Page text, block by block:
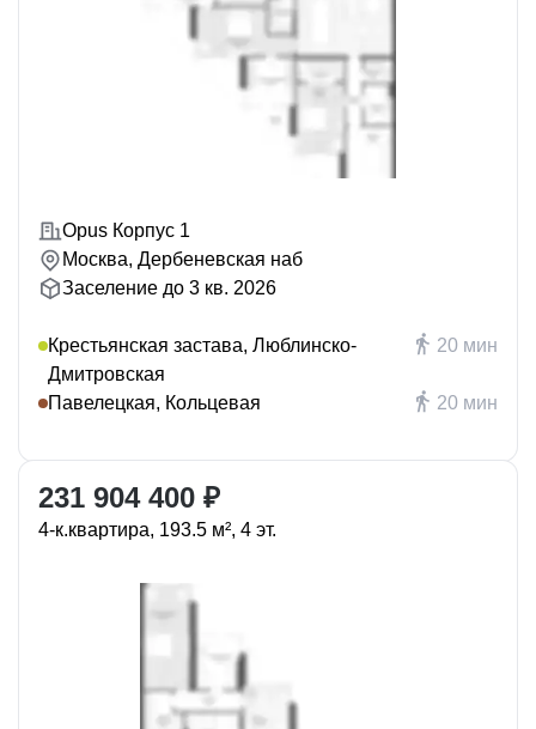
Opus Корпус 1
Москва, Дербеневская наб
Заселение до 3 кв. 2026
Крестьянская застава, Люблинско-
Дмитровская
20 мин
Павелецкая, Кольцевая 20 мин
231 904 400 ₽
4-к.квартира, 193.5 м², 4 эт.